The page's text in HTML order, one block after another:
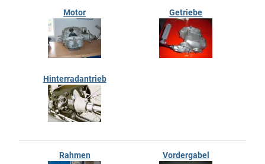
Motor Getriebe
Hinterradantrieb
Rahmen Vordergabel